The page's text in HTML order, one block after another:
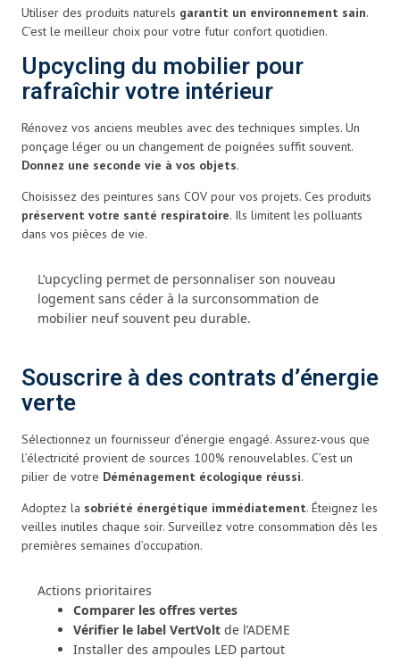
Utiliser des produits naturels garantit un environnement sain.
C’est le meilleur choix pour votre futur confort quotidien.
Upcycling du mobilier pour
rafraîchir votre intérieur
Rénovez vos anciens meubles avec des techniques simples. Un
ponçage léger ou un changement de poignées suffit souvent.
Donnez une seconde vie à vos objets.
Choisissez des peintures sans COV pour vos projets. Ces produits
préservent votre santé respiratoire. Ils limitent les polluants
dans vos pièces de vie.
L’upcycling permet de personnaliser son nouveau
logement sans céder à la surconsommation de
mobilier neuf souvent peu durable.
Souscrire à des contrats d’énergie
verte
Sélectionnez un fournisseur d’énergie engagé. Assurez-vous que
l’électricité provient de sources 100% renouvelables. C’est un
pilier de votre Déménagement écologique réussi.
Adoptez la sobriété énergétique immédiatement. Éteignez les
veilles inutiles chaque soir. Surveillez votre consommation dès les
premières semaines d’occupation.
Actions prioritaires
Comparer les offres vertes
Vérifier le label VertVoltde l’ADEME
Installer des ampoules LED partout